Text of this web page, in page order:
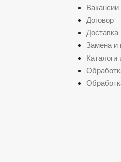
Вакансии
Договор
Доставка
Замена и